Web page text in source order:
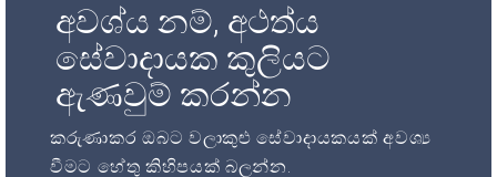
අවශ්ය නම්, අථත්ය
සේවාදායක කුලියට
ඇණවුම් කරන්න
කරුණාකර ඔබට වලාකුළු සේවාදායකයක් අවශ්‍ය
වීමට හේතු කිහිපයක් බලන්න.